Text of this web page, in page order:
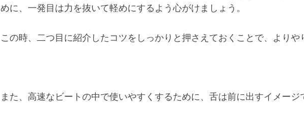
めに、一発目は力を抜いて軽めにするよう心がけましょう。
この時、二つ目に紹介したコツをしっかりと押さえておくことで、よりや
また、高速なビートの中で使いやすくするために、舌は前に出すイメージ